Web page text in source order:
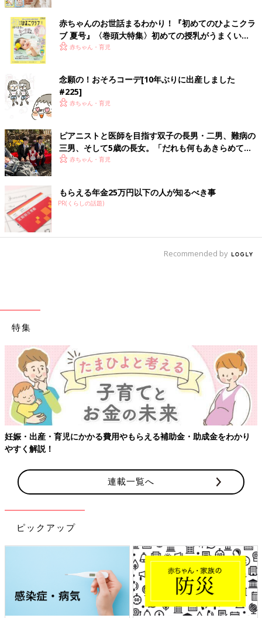
とか「ぷいちゅあ、なれれるかなぁ」なんて夢見ていて、そんな
姿だけでもう可愛いんです。
が、以前お伝えした通り、乗り物も大好きな次女。
乗り物だいすき♪[10年ぶりに出産しまし
た#183]
赤ちゃんのお世話まるわかり！『初めてのひよこクラ
ブ 夏号』〈巻頭大特集〉初めての授乳がうまくい
く！ おっぱい・ミルクの基本と夏のトラブル 解決テ
赤ちゃん・育児
念願の！おそろコーデ[10年ぶりに出産しました
#225]
赤ちゃん・育児
ピアニストと医師を目指す双子の長男・二男、難病の
三男、そして5歳の長女。「だれも何もあきらめてほ
しくない」母の思い
赤ちゃん・育児
もらえる年金25万円以下の人が知るべき事
PR(くらしの話題)
Recommended by
特集
妊娠・出産・育児にかかる費用やもらえる補助金・助成金をわかり
やすく解説！
連載一覧へ
ピックアップ